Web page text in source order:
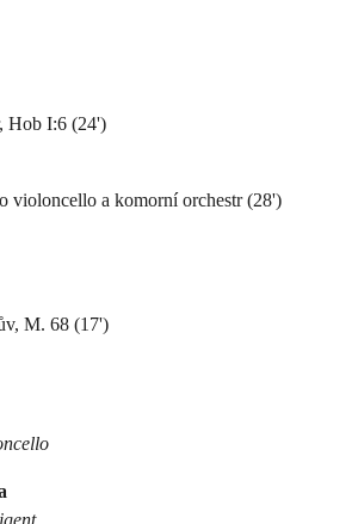
Hob I:6 (24')
violoncello a komorní orchestr (28')
M. 68 (17')